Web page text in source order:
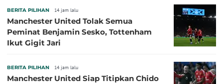
BERITA PILIHAN 14 jam lalu
Manchester United Tolak Semua
Peminat Benjamin Sesko, Tottenham
Ikut Gigit Jari
BERITA PILIHAN 14 jam lalu
Manchester United Siap Titipkan Chido